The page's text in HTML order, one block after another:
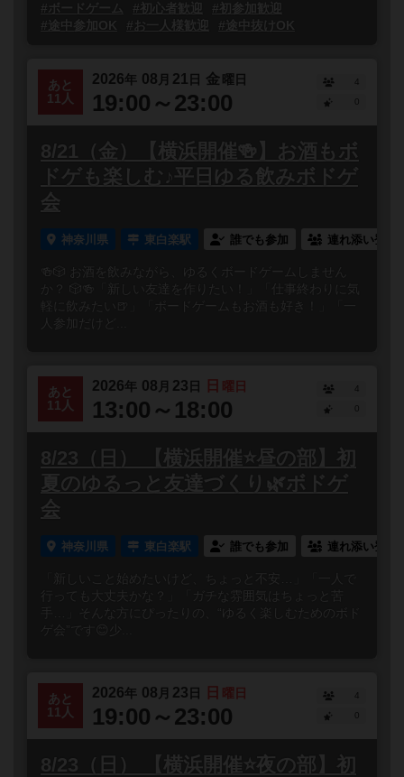
#ボードゲーム
#初心者歓迎
#初参加歓迎
#途中参加OK
#お一人様歓迎 #途中抜けOK
あと
11人
2026年 08 月 21 日 金曜日
19:00～23:00
4
8/21（金）【横浜開催🍻】お酒もボ
ドゲも楽しむ♪平日ゆる飲みボドゲ
会
神奈川県 東白楽駅 誰でも参加 連れ添い登録
🍻🎲 お酒を飲みながら、ゆるくボードゲームしません
か？ 🎲🍻「新しい友達を作りたい！」「仕事終わりに気
軽に飲みたい🍺」「ボードゲームもお酒も好き！」「一
人参加だけど...
あと
11人
2026年 08 月 23 日 日 曜日
13:00～18:00
4
8/23（日） 【横浜開催⭐️昼の部】初
夏のゆるっと友達づくり🌿ボドゲ
会
神奈川県 東白楽駅 誰でも参加 連れ添い登録
「新しいこと始めたいけど、ちょっと不安…」「一人で
行っても大丈夫かな？」「ガチな雰囲気はちょっと苦
手…」そんな方にぴったりの、“ゆるく楽しむためのボド
ゲ会”です😊少...
あと
11人
2026年 08 月 23 日 日 曜日
19:00～23:00
4
8/23（日） 【横浜開催⭐️夜の部】初